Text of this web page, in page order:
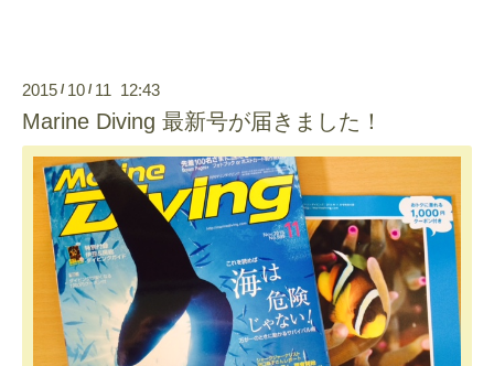
2015 / 10 / 11 12:43
Marine Diving 最新号が届きました！